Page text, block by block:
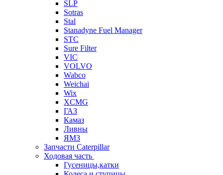
SLP
Sotras
Stal
Stanadyne Fuel Manager
STC
Sure Filter
VIC
VOLVO
Wabco
Weichai
Wix
XCMG
ГАЗ
Камаз
Ливны
ЯМЗ
Запчасти Caterpillar
Ходовая часть
Гусеницы,катки